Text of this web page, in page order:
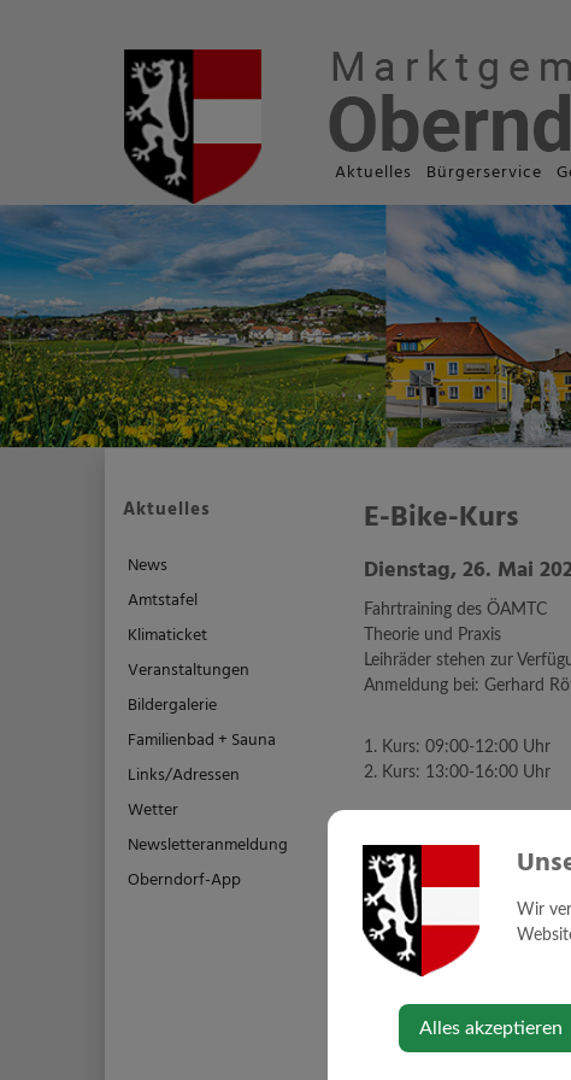
Aktuelles Bürgerservice
E-Bike-Kurs
Dienstag, 26. Mai
Fahrtraining des ÖAMTC
Theorie und Praxis
Leihräder stehen zur
Anmeldung bei: Gerhard
1. Kurs: 09:00-12:00 Uhr
2. Kurs: 13:00-16:00 Uhr
Veranstaltungsort
Parkplatz der FF
3281 Oberndorf an der
Aktuelles
News
Amtstafel
Klimaticket
Veranstaltungen
Bildergalerie
Familienbad + Sauna
Links/Adressen
Wetter
Newsletteranmeldung
Oberndorf-App
Wir
Alles akzeptieren